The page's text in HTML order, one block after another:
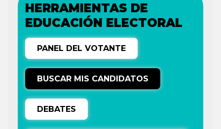
HERRAMIENTAS DE
EDUCACIÓN ELECTORAL
PANEL DEL VOTANTE
BUSCAR MIS CANDIDATOS
DEBATES